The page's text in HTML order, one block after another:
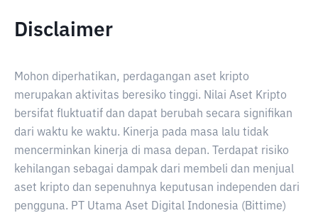
Disclaimer
Mohon diperhatikan, perdagangan aset kripto
merupakan aktivitas beresiko tinggi. Nilai Aset Kripto
bersifat fluktuatif dan dapat berubah secara signifikan
dari waktu ke waktu. Kinerja pada masa lalu tidak
mencerminkan kinerja di masa depan. Terdapat risiko
kehilangan sebagai dampak dari membeli dan menjual
aset kripto dan sepenuhnya keputusan independen dari
pengguna. PT Utama Aset Digital Indonesia (Bittime)